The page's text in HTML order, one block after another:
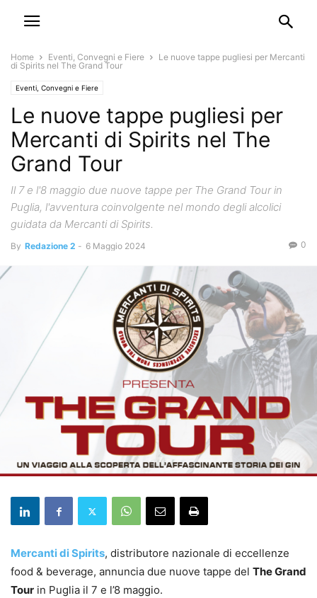
Home Eventi, Convegni e Fiere
Le nuove tappe pugliesi per Mercanti
di Spirits nel The Grand Tour
Eventi, Convegni e Fiere
Le nuove tappe pugliesi per
Mercanti di Spirits nel The
Grand Tour
Il 7 e l'8 maggio due nuove tappe per The Grand Tour in
Puglia, l'avventura coinvolgente nel mondo degli alcolici
guidata da Mercanti di Spirits.
By Redazione 2 - 6 Maggio 2024 0
Mercanti di Spirits, distributore nazionale di eccellenze
food & beverage, annuncia due nuove tappe del The Grand
Tour in Puglia il 7 e l’8 maggio.